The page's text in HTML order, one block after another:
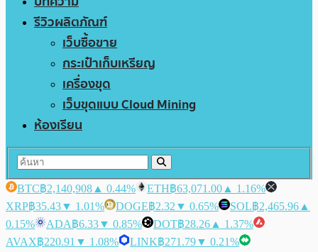
รีวิวผลิตภัณฑ์
เว็บซื้อขาย
กระเป๋าเก็บเหรียญ
เครื่องขุด
เว็บขุดแบบ Cloud Mining
ห้องเรียน
BTC฿2,140,908 ▲ 0.44% ETH฿63,071.00 ▲ 1.16%
XRP฿35.43▼ 1.01% DOGE฿2.32 ▼ 0.65% SOL฿2,465.96 ▲
0.15%
ADA฿6.33▼ 0.85% DOT฿28.26 ▲ 1.37%
AVAX฿220.91 ▼ 1.08% LINK฿271.79▼ 0.21%